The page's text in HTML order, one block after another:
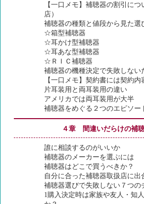
【一口メモ】補聴器の割引に
店）
補聴器の種類と値段から見た選
☆箱型補聴器
☆耳かけ型補聴器
☆耳あな型補聴器
☆ＲＩＣ補聴器
補聴器の機種決定で失敗しない
【一口メモ】契約書には契約内
片耳装用と両耳装用の違い
アメリカでは両耳装用が大半
補聴器をめぐる２つのエピソー
４章 間違いだらけの補
誰に相談するのがいいか
補聴器のメーカーを選ぶには
補聴器はどこで買うべきか？
自分に合った補聴器取扱店に出
補聴器選びで失敗しない７つの
1購入決定時は家族や友人・知